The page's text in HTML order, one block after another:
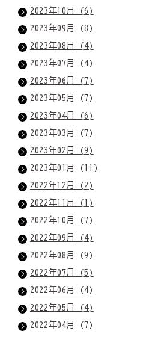
2023年10月 (6)
2023年09月 (8)
2023年08月 (4)
2023年07月 (4)
2023年06月 (7)
2023年05月 (7)
2023年04月 (6)
2023年03月 (7)
2023年02月 (9)
2023年01月 (11)
2022年12月 (2)
2022年11月 (1)
2022年10月 (7)
2022年09月 (4)
2022年08月 (9)
2022年07月 (5)
2022年06月 (4)
2022年05月 (4)
2022年04月 (7)